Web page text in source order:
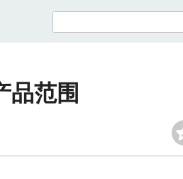
品范围